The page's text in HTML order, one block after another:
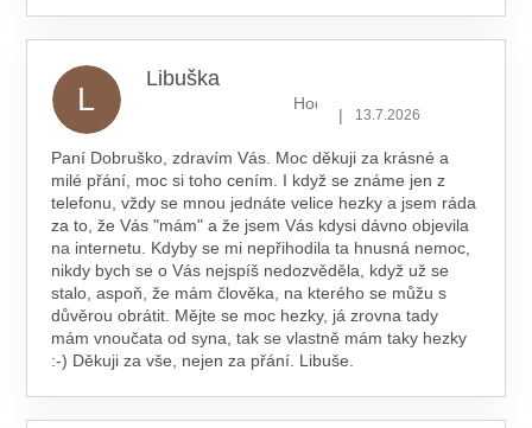
L
Libuška
Hodnocení obchodu je 5 z 5
| 13.7.2026
Paní Dobruško, zdravím Vás. Moc děkuji za krásné a
milé přání, moc si toho cením. I když se známe jen z
telefonu, vždy se mnou jednáte velice hezky a jsem ráda
za to, že Vás "mám" a že jsem Vás kdysi dávno objevila
na internetu. Kdyby se mi nepřihodila ta hnusná nemoc,
nikdy bych se o Vás nejspíš nedozvěděla, když už se
stalo, aspoň, že mám člověka, na kterého se můžu s
důvěrou obrátit. Mějte se moc hezky, já zrovna tady
mám vnoučata od syna, tak se vlastně mám taky hezky
:-) Děkuji za vše, nejen za přání. Libuše.